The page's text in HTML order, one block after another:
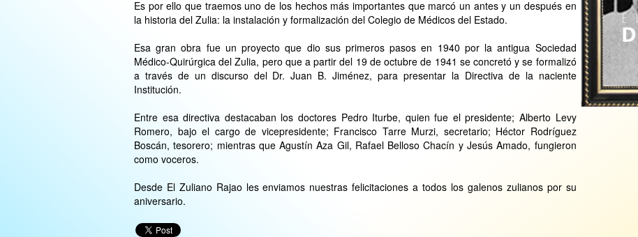
Es por ello que traemos uno de los hechos más importantes que marcó un antes y un después en
la historia del Zulia: la instalación y formalización del Colegio de Médicos del Estado.
Esa gran obra fue un proyecto que dio sus primeros pasos en 1940 por la antigua Sociedad
Médico-Quirúrgica del Zulia, pero que a partir del 19 de octubre de 1941 se concretó y se formalizó
a través de un discurso del Dr. Juan B. Jiménez, para presentar la Directiva de la naciente
Institución.
Entre esa directiva destacaban los doctores Pedro Iturbe, quien fue el presidente; Alberto Levy
Romero, bajo el cargo de vicepresidente; Francisco Tarre Murzi, secretario; Héctor Rodríguez
Boscán, tesorero; mientras que Agustín Aza Gil, Rafael Belloso Chacín y Jesús Amado, fungieron
como voceros.
Desde El Zuliano Rajao les enviamos nuestras felicitaciones a todos los galenos zulianos por su
aniversario.